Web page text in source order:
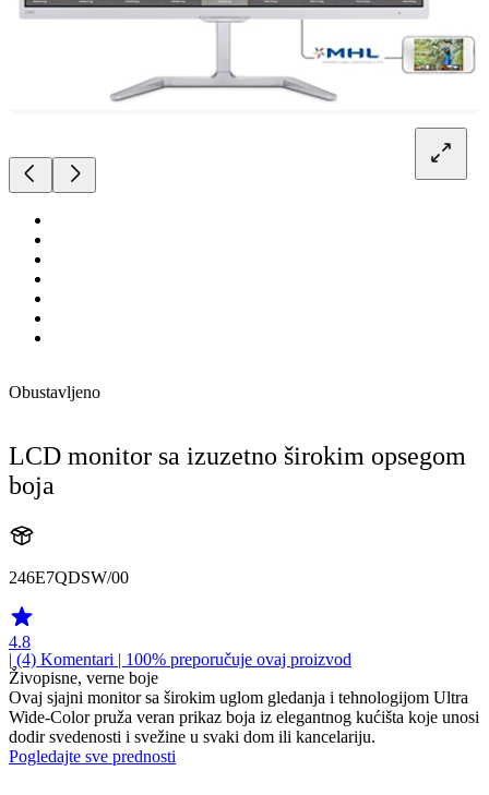
Obustavljeno
LCD monitor sa izuzetno širokim opsegom
boja
246E7QDSW/00
4.8
| (4) Komentari | 100% preporučuje ovaj proizvod
Živopisne, verne boje
Ovaj sjajni monitor sa širokim uglom gledanja i tehnologijom Ultra
Wide-Color pruža veran prikaz boja iz elegantnog kućišta koje unosi
dodir svedenosti i svežine u svaki dom ili kancelariju.
Pogledajte sve prednosti